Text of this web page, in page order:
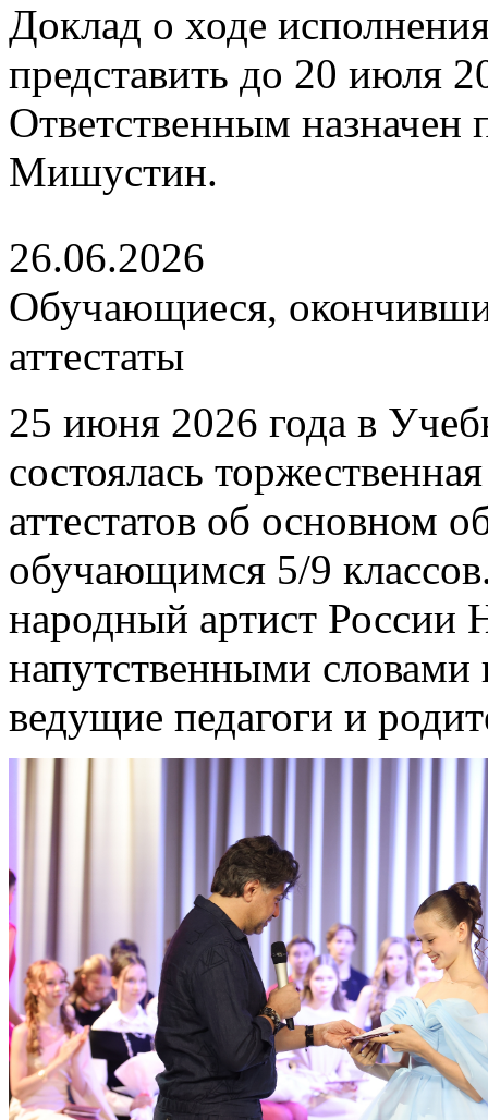
Доклад о ходе
представить до 20 июля
Ответственным
Мишустин.
26.06.2026
Обучающиеся,
аттестаты
25 июня 2026 года в
состоялась
аттестатов об основном
обучающимся 5/9
народный артист России
напутственными
ведущие педагоги и